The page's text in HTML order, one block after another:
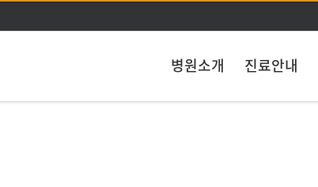
주메뉴 바로가기
본문 바로가기
병원소개 진료안내